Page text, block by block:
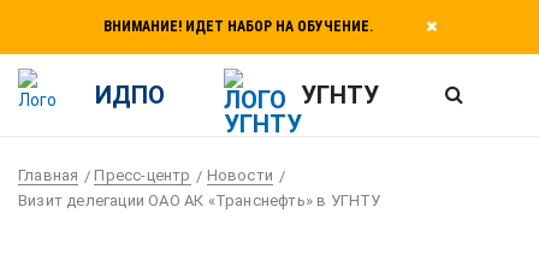
ВНИМАНИЕ! ИДЕТ НАБОР НА ОБУЧЕНИЕ.
ИДПО УГНТУ
Главная Пресс-центр
Новости
Визит делегации ОАО АК «Транснефть» в УГНТУ